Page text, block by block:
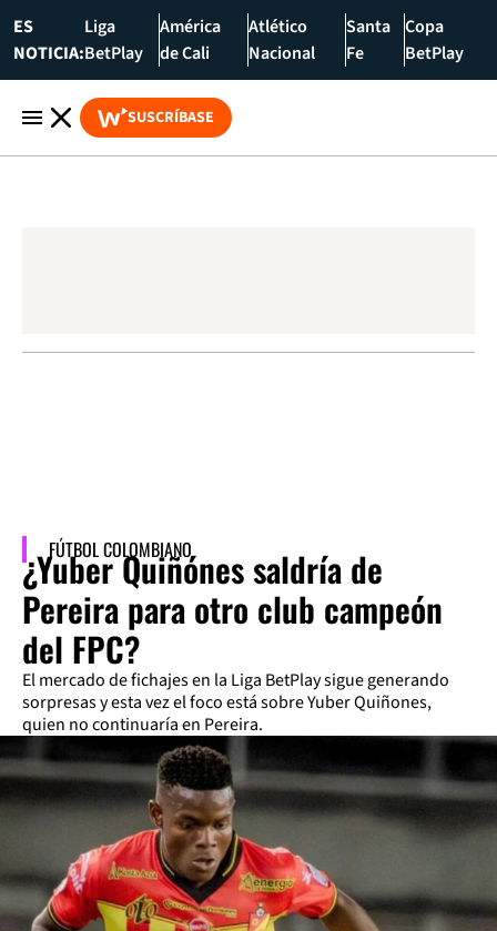
ES
NOTICIA:
Liga
BetPlay
América
de Cali
Atlético
Nacional
Santa
Fe
Copa
BetPlay
SUSCRÍBASE
FÚTBOL COLOMBIANO
¿Yuber Quiñónes saldría de
Pereira para otro club campeón
del FPC?
El mercado de fichajes en la Liga BetPlay sigue generando
sorpresas y esta vez el foco está sobre Yuber Quiñones,
quien no continuaría en Pereira.